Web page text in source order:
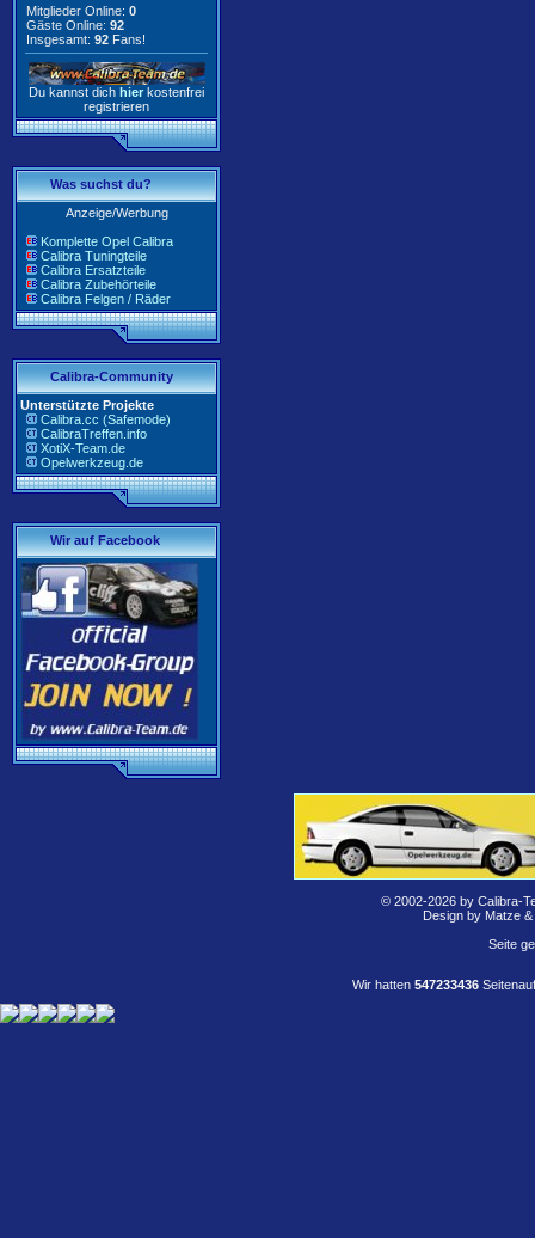
Mitglieder Online: 0
Gäste Online: 92
Insgesamt: 92 Fans!
Du kannst dich hier kostenfrei
registrieren
Was suchst du?
Anzeige/Werbung
Komplette Opel Calibra
Calibra Tuningteile
Calibra Ersatzteile
Calibra Zubehörteile
Calibra Felgen / Räder
Calibra-Community
Unterstützte Projekte
Calibra.cc (Safemode)
CalibraTreffen.info
XotiX-Team.de
Opelwerkzeug.de
Wir auf Facebook
© 2002-2026 by Calibra-
Design by Matze
Seite
Wir hatten 547233436